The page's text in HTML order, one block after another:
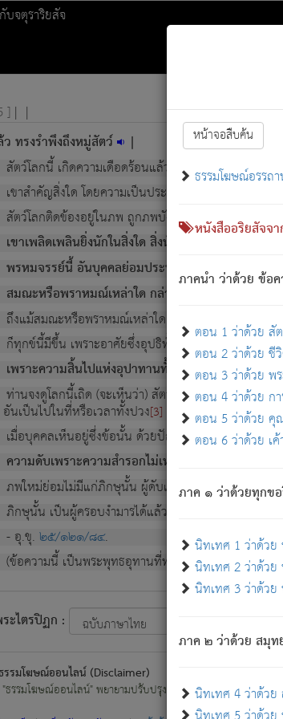
จตุราริยสัจ
หน้าจอสืบค้น
ธรรมโฆษณ์อรรถ
หนังสืออริยสัจจ
ภาคนำ ว่าด้วย ข้อ
ตอน 1 ว่าด้วย สั
ตอน 2 ว่าด้วย ชี
ตอน 3 ว่าด้วย พ
ตอน 4 ว่าด้วย ก
ตอน 5 ว่าด้วย คุ
ตอน 6 ว่าด้วย เค้
ภาค ๑ ว่าด้วยทุกข
นิทเทศ 1 ว่าด้วย
นิทเทศ 2 ว่าด้ว
นิทเทศ 3 ว่าด้วย
ภาค ๒ ว่าด้วย สมุท
นิทเทศ 4 ว่าด้ว
] | |
ทรงรำพึงถึงหมู่สัตว์ |
สัตว์โลกนี้ เกิดความเดือดร้อนแล้ว มีผัสสะบังหน้า[1]ย่อ
เขาสำคัญสิ่งใด โดยความเป็นประการใด แต่สิ่งนั้นย่อมเ
สัตว์โลกติดข้องอยู่ในภพ ถูกภพบังหน้าแล้ว มีภพโดยควา
เขาเพลิดเพลินยิ่งนักในสิ่งใด สิ่งนั้นเป็นภัย (ที่เขาไม่รู้จัก)
พรหมจรรย์นี้ อันบุคคลย่อมประพฤติ ก็เพื่อการละขาด
สมณะหรือพราหมณ์เหล่าใด กล่าวความหลุดพ้นจาก
ถึงแม้สมณะหรือพราหมณ์เหล่าใด กล่าวความออกไปได้จ
ก็ทุกข์นี้มีขึ้น เพราะอาศัยซึ่งอุปธิทั้งปวง.
เพราะความสิ้นไปแห่งอุปาทานทั้งปวง ความเกิดขึ้นแห่
ท่านจงดูโลกนี้เถิด (จะเห็นว่า) สัตว์ทั้งหลายอันอวิชาห
อันเป็นไปในที่หรือเวลาทั้งปวง[3] เพื่อความมีแห่งประโ
เมื่อบุคคลเห็นอยู่ซึ่งข้อนั้น ด้วยปัญญาอันชอบตามที่เป็นจ
ความดับเพราะความสำรอกไม่เหลือ (แห่งภพทั้งหลาย
ภพใหม่ย่อมไม่มีแก่ภิกษุนั้น ผู้ดับเย็นสนิทแล้ว เพราะไม่
ภิกษุนั้น เป็นผู้ครอบงำมารได้แล้ว ชนะสงครามแล้ว ก้า
- อุ.ขุ.๒๕/๑๒๑/๘๔.
(ข้อความนี้ เป็นพระพุทธอุทานที่ทรงเปล่งออก ที่โคนต้นโ
ะไตรปิฏก :
รรมโฆษณ์ออนไลน์ (Disclaimer)
ธรรมโฆษณ์ออนไลน์" พยายามปรับปรุงข้อมูลให้ถูกต้องมากที่สุด